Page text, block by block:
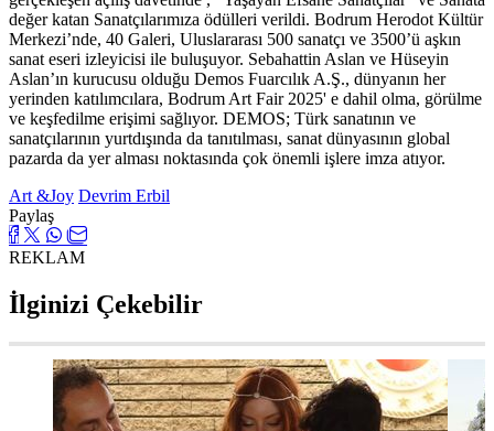
değer katan Sanatçılarımıza ödülleri verildi. Bodrum Herodot Kültür
Merkezi’nde, 40 Galeri, Uluslararası 500 sanatçı ve 3500’ü aşkın
sanat eseri izleyicisi ile buluşuyor. Sebahattin Aslan ve Hüseyin
Aslan’ın kurucusu olduğu Demos Fuarcılık A.Ş., dünyanın her
yerinden katılımcılara, Bodrum Art Fair 2025' e dahil olma, görülme
ve keşfedilme erişimi sağlıyor. DEMOS; Türk sanatının ve
sanatçılarının yurtdışında da tanıtılması, sanat dünyasının global
pazarda da yer alması noktasında çok önemli işlere imza atıyor.
Art &Joy Devrim Erbil
Paylaş
REKLAM
İlginizi Çekebilir